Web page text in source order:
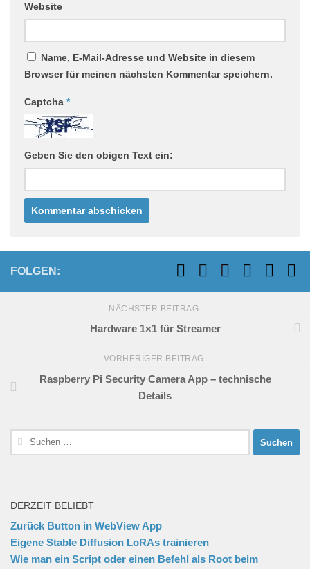
Website
Name, E-Mail-Adresse und Website in diesem
Browser für meinen nächsten Kommentar speichern.
Captcha *
Geben Sie den obigen Text ein:
FOLGEN:
NÄCHSTER BEITRAG
Hardware 1×1 für Streamer
VORHERIGER BEITRAG
Raspberry Pi Security Camera App – technische
Details
Suchen
nach:
DERZEIT BELIEBT
Zurück Button in WebView App
Eigene Stable Diffusion LoRAs trainieren
Wie man ein Script oder einen Befehl als Root beim